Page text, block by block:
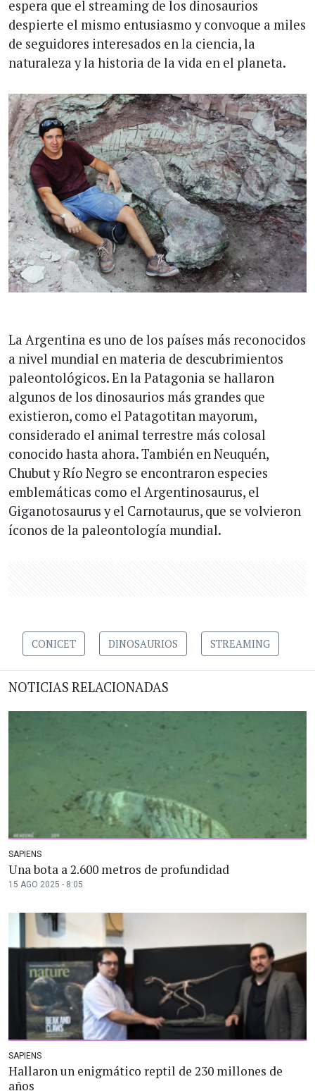
espera que el streaming de los dinosaurios
despierte el mismo entusiasmo y convoque a miles
de seguidores interesados en la ciencia, la
naturaleza y la historia de la vida en el planeta.
La Argentina es uno de los países más reconocidos
a nivel mundial en materia de descubrimientos
paleontológicos. En la Patagonia se hallaron
algunos de los dinosaurios más grandes que
existieron, como el Patagotitan mayorum,
considerado el animal terrestre más colosal
conocido hasta ahora. También en Neuquén,
Chubut y Río Negro se encontraron especies
emblemáticas como el Argentinosaurus, el
Giganotosaurus y el Carnotaurus, que se volvieron
íconos de la paleontología mundial.
CONICET DINOSAURIOS STREAMING
NOTICIAS RELACIONADAS
SAPIENS
Una bota a 2.600 metros de profundidad
15 AGO 2025 - 8:05
SAPIENS
Hallaron un enigmático reptil de 230 millones de
años